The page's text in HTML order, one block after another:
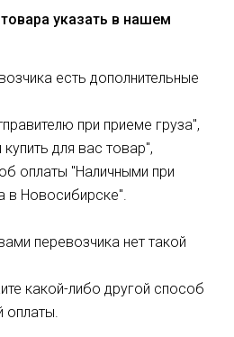
указать в нашем
есть дополнительные
при приеме груза",
для вас товар",
оплаты "Наличными при
в Новосибирске".
перевозчика нет такой
какой-либо другой способ
оплаты.